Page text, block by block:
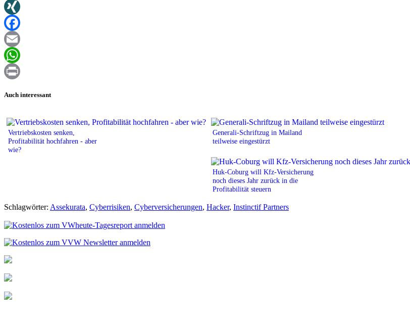
Twitter
XING
Facebook
Email
WhatsApp
Auch interessant
Vertriebskosten senken,
Profitabilität hochfahren - aber
wie?
Generali-Schriftzug in Mailand
teilweise eingestürzt
Huk-Coburg will Kfz-Versicherung
noch dieses Jahr zurück in die
Profitabilität steuern
Schlagwörter: Assekurata, Cyberrisiken, Cyberversicherungen, Hacker, Instinctif Partners